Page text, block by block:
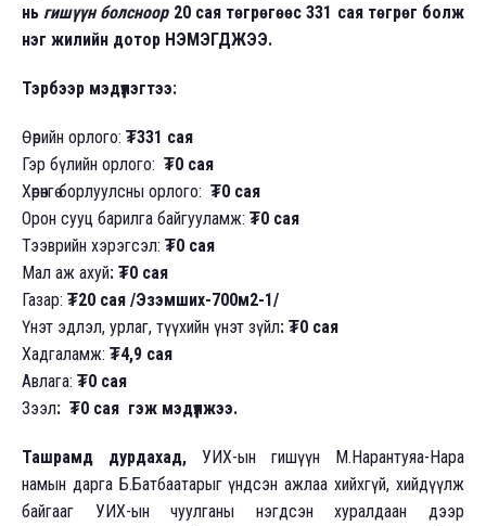
нь гишүүн болсноор 20 сая төгрөгөөс 331 сая төгрөг болж
нэг жилийн дотор НЭМЭГДЖЭЭ.
Тэрбээр мэдүүлэгтээ:
Өөрийн орлого: ₮331 сая
Гэр бүлийн орлого: ₮0 сая
Хөрөнгө борлуулсны орлого: ₮0 сая
Орон сууц барилга байгууламж: ₮0 сая
Тээврийн хэрэгсэл: ₮0 сая
Мал аж ахуй: ₮0 сая
Газар: ₮20 сая /Эзэмших-700м2-1/
Үнэт эдлэл, урлаг, түүхийн үнэт зүйл: ₮0 сая
Хадгаламж: ₮4,9 сая
Авлага: ₮0 сая
Зээл: ₮0 сая гэж мэдүүлжээ.
Ташрамд дурдахад, УИХ-ын гишүүн М.Нарантуяа-Нара
намын дарга Б.Батбаатарыг үндсэн ажлаа хийхгүй, хийдүүлж
байгааг УИХ-ын чуулганы нэгдсэн хуралдаан дээр